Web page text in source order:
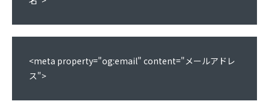
<meta property="og:email" content="メールアドレ
ス">